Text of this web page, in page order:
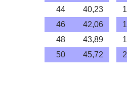
44
40,23
46
42,06
48
43,89
50
45,72